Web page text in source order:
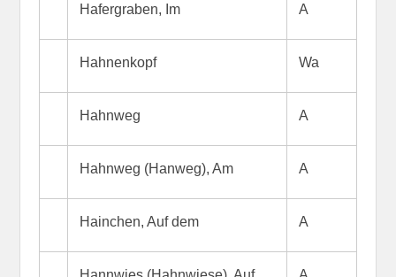
Hafergraben, Im A
Hahnenkopf Wa
Hahnweg A
Hahnweg (Hanweg), Am A
Hainchen, Auf dem A